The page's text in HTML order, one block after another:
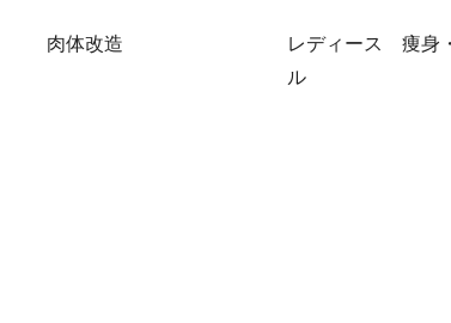
肉体改造
レディース 痩身
ル